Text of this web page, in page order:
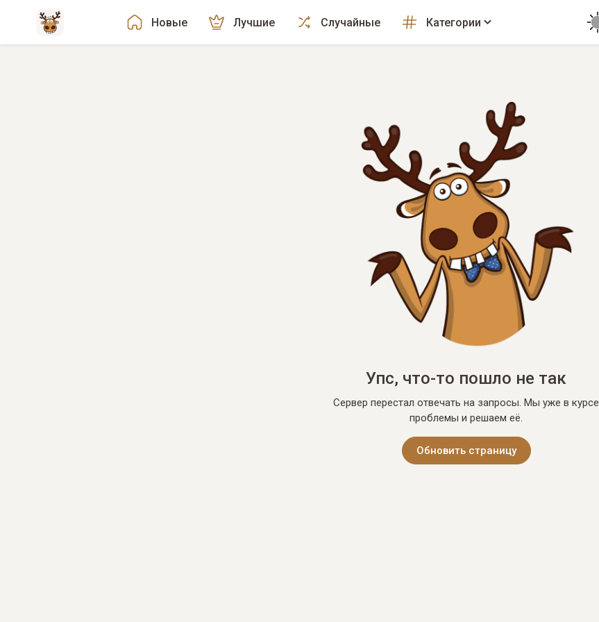
Новые Лучшие Случайные Категории
Упс, что-то пошло не так
Сервер перестал отвечать на запросы. Мы уже в курсе
проблемы и решаем её.
Обновить страницу